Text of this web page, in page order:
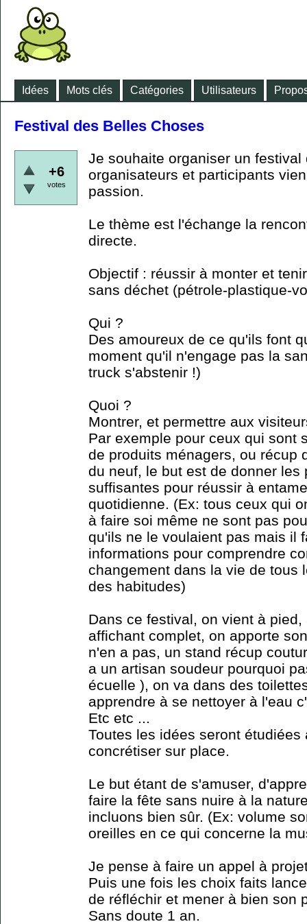
Idées Mots clés Catégories Utilisateurs
Festival des Belles Choses
+6
votes
Je souhaite organiser un festival
organisateurs et participants
passion.
Le thème est l'échange la
directe.
Objectif : réussir à monter et
sans déchet (pétrole-plastique-
Qui ?
Des amoureux de ce qu'ils font
moment qu'il n'engage pas la
truck s'abstenir !)
Quoi ?
Montrer, et permettre aux
Par exemple pour ceux qui sont
de produits ménagers, ou récup
du neuf, le but est de donner les
suffisantes pour réussir à
quotidienne. (Ex: tous ceux qui
à faire soi même ne sont pas
qu'ils ne le voulaient pas mais il
informations pour comprendre
changement dans la vie de tous
des habitudes)
Dans ce festival, on vient à
affichant complet, on apporte
n'en a pas, un stand récup
a un artisan soudeur pourquoi
écuelle ), on va dans des
apprendre à se nettoyer à l'eau
Etc etc ...
Toutes les idées seront étudiées
concrétiser sur place.
Le but étant de s'amuser,
faire la fête sans nuire à la
incluons bien sûr. (Ex: volume
oreilles en ce qui concerne la
Je pense à faire un appel à
Puis une fois les choix faits
de réfléchir et mener à bien son
Sans doute 1 an.